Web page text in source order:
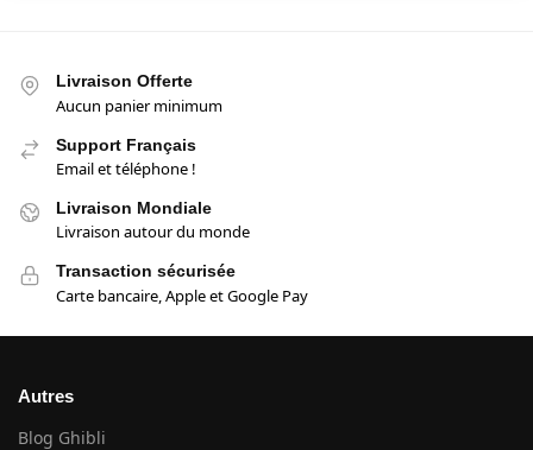
Livraison Offerte
Aucun panier minimum
Support Français
Email et téléphone !
Livraison Mondiale
Livraison autour du monde
Transaction sécurisée
Carte bancaire, Apple et Google Pay
Autres
Blog Ghibli